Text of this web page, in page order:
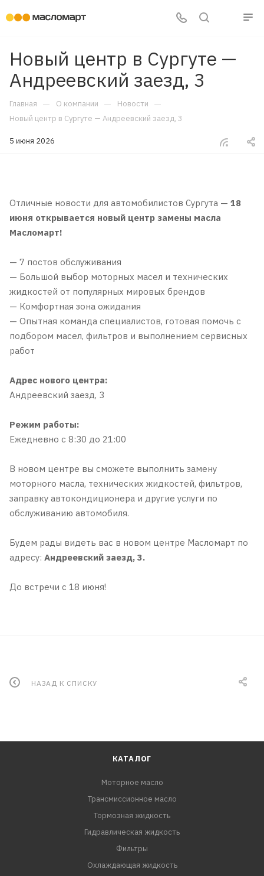
Новый центр в Сургуте —
Андреевский заезд, 3
Главная — О компании — Новости —
Новый центр в Сургуте — Андреевский заезд, 3
5 июня 2026
Отличные новости для автомобилистов Сургута — 18
июня открывается новый центр замены масла
Масломарт!
— 7 постов обслуживания
— Большой выбор моторных масел и технических
жидкостей от популярных мировых брендов
— Комфортная зона ожидания
— Опытная команда специалистов, готовая помочь с
подбором масел, фильтров и выполнением сервисных
работ
Адрес нового центра:
Андреевский заезд, 3
Режим работы:
Ежедневно с 8:30 до 21:00
В новом центре вы сможете выполнить замену
моторного масла, технических жидкостей, фильтров,
заправку автокондиционера и другие услуги по
обслуживанию автомобиля.
Будем рады видеть вас в новом центре Масломарт по
адресу: Андреевский заезд, 3.
До встречи с 18 июня!
НАЗАД К СПИСКУ
КАТАЛОГ
Моторное масло
Трансмиссионное масло
Тормозная жидкость
Гидравлическая жидкость
Фильтры
Охлаждающая жидкость